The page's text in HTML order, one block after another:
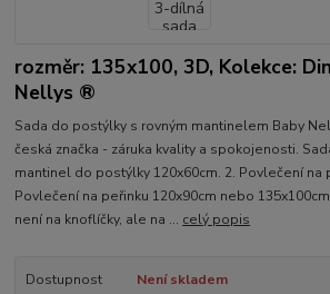
rozměr: 135x100, 3D, Kolekce:
Nellys ®
Sada do postýlky s rovným mantinelem Baby
česká značka - záruka kvality a spokojenosti.
mantinel do postýlky 120x60cm. 2. Povlečení na
Povlečení na peřinku 120x90cm nebo
není na knoflíčky, ale na ... celý popis
Dostupnost Není skladem